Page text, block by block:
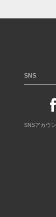
SNS
SNSアカウ